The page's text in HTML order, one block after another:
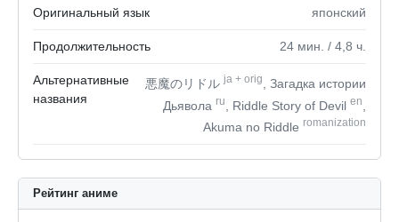
Оригинальный язык японский
Продолжительность 24 мин. / 4,8 ч.
Альтернативные
названия
悪魔のリドルja + orig
, Загадка истории
Дьявола ru , Riddle Story of Devil en
Akuma no Riddle romanization
Рейтинг аниме